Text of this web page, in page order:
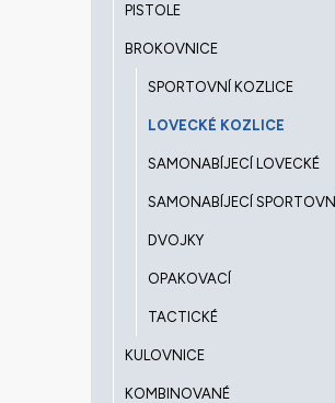
PISTOLE
BROKOVNICE
SPORTOVNÍ KOZLICE
LOVECKÉ KOZLICE
SAMONABÍJECÍ LOVECKÉ
SAMONABÍJECÍ SPORTOVNÍ
DVOJKY
OPAKOVACÍ
TACTICKÉ
KULOVNICE
KOMBINOVANÉ